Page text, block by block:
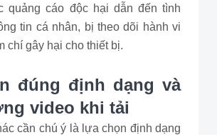
quảng cáo độc hại dẫn đến tình
tin cá nhân, bị theo dõi hành vi
chí gây hại cho thiết bị.
đúng định dạng và
video khi tải
cần chú ý là lựa chọn định dạng